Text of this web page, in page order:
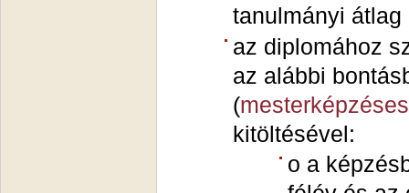
tanulmányi
az diplomához
az alábbi
(
kitöltésével:
o a